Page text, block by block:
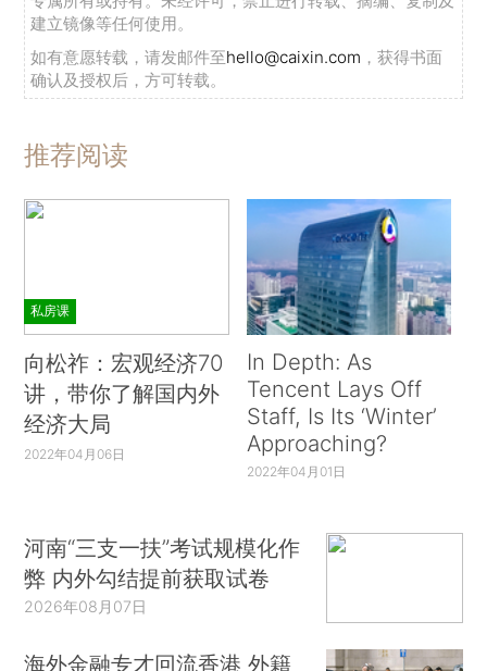
建立镜像等任何使用。
如有意愿转载，请发邮件至hello@caixin.com ，获得书面
确认及授权后，方可转载。
推荐阅读
私房课
向松祚：宏观经济70
讲，带你了解国内外
经济大局
2022年04月06日
In Depth: As
Tencent Lays Off
Staff, Is Its ‘Winter’
Approaching?
2022年04月01日
河南“三支一扶”考试规模化作
弊 内外勾结提前获取试卷
2026年08月07日
海外金融专才回流香港 外籍